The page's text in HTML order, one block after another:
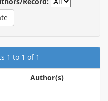
1 to 1 of 1
Author(s)